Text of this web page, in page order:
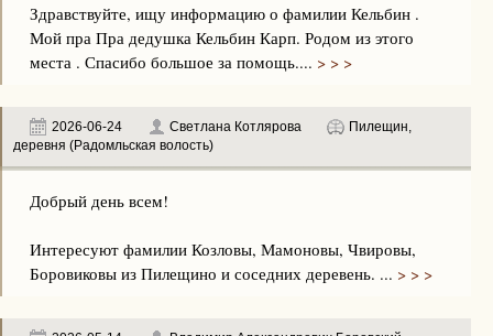
Здравствуйте, ищу информацию о фамилии Кельбин .
Мой пра Пра дедушка Кельбин Карп. Родом из этого
места . Спасибо большое за помощь.... > > >
2026-06-24 Светлана Котлярова
Пилещин,
деревня (Радомльская волость)
Добрый день всем!
Интересуют фамилии Козловы, Мамоновы, Чвировы,
Боровиковы из Пилещино и соседних деревень. ... > > >